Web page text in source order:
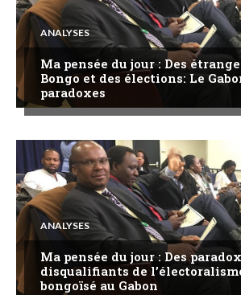
ANALYSES
Ma pensée du jour : Des
Bongo et des élections: Le
paradoxes
ANALYSES
Ma pensée du jour : Des
disqualifiants de
bongoïsé au Gabon